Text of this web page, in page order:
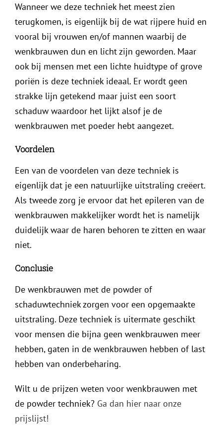
Wanneer we deze techniek het meest zien
terugkomen, is eigenlijk bij de wat rijpere huid en
vooral bij vrouwen en/of mannen waarbij de
wenkbrauwen dun en licht zijn geworden. Maar
ook bij mensen met een lichte huidtype of grove
poriën is deze techniek ideaal. Er wordt geen
strakke lijn getekend maar juist een soort
schaduw waardoor het lijkt alsof je de
wenkbrauwen met poeder hebt aangezet.
Voordelen
Een van de voordelen van deze techniek is
eigenlijk dat je een natuurlijke uitstraling creëert.
Als tweede zorg je ervoor dat het epileren van de
wenkbrauwen makkelijker wordt het is namelijk
duidelijk waar de haren behoren te zitten en waar
niet.
Conclusie
De wenkbrauwen met de powder of
schaduwtechniek zorgen voor een opgemaakte
uitstraling. Deze techniek is uitermate geschikt
voor mensen die bijna geen wenkbrauwen meer
hebben, gaten in de wenkbrauwen hebben of last
hebben van onderbeharing.
Wilt u de prijzen weten voor wenkbrauwen met
de powder techniek? Ga dan hier naar onze
prijslijst!